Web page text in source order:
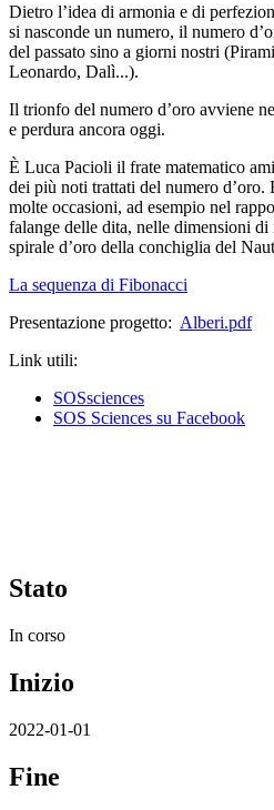
Dietro l’idea di armonia e di
si nasconde un numero, il numero
del passato sino a giorni nostri
Leonardo, Dalì...).
Il trionfo del numero d’oro avviene
e perdura ancora oggi.
È Luca Pacioli il frate matematico
dei più noti trattati del numero
molte occasioni, ad esempio nel
falange delle dita, nelle dimensioni
spirale d’oro della conchiglia del
La sequenza di Fibonacci
Presentazione progetto: Alberi.pdf
Link utili:
SOSsciences
SOS Sciences su Facebook
Stato
In corso
Inizio
2022-01-01
Fine